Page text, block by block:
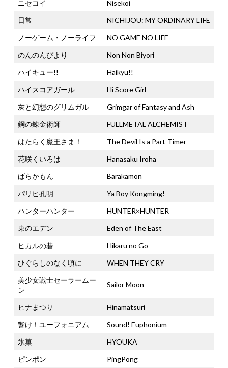
ニセコイ
Nisekoi
日常
NICHIJOU: MY ORDINARY LIFE
ノーゲーム・ノーライフ
NO GAME NO LIFE
のんのんびより
Non Non Biyori
ハイキュー!!
Haikyu!!
ハイスコアガール
Hi Score Girl
灰と幻想のグリムガル
Grimgar of Fantasy and Ash
鋼の錬金術師
FULLMETAL ALCHEMIST
はたらく魔王さま！
The Devil Is a Part-Timer
花咲くいろは
Hanasaku Iroha
ばらかもん
Barakamon
パリピ孔明
Ya Boy Kongming!
ハンターハンター
HUNTER×HUNTER
東のエデン
Eden of The East
ヒカルの碁
Hikaru no Go
ひぐらしのなく頃に
WHEN THEY CRY
美少女戦士セーラームー
ン
Sailor Moon
ヒナまつり
Hinamatsuri
響け！ユーフォニアム
Sound! Euphonium
氷菓
HYOUKA
ピンポン
PingPong